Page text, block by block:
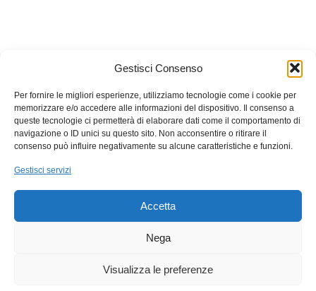
Gestisci Consenso
Per fornire le migliori esperienze, utilizziamo tecnologie come i cookie per
memorizzare e/o accedere alle informazioni del dispositivo. Il consenso a
queste tecnologie ci permetterà di elaborare dati come il comportamento di
navigazione o ID unici su questo sito. Non acconsentire o ritirare il
consenso può influire negativamente su alcune caratteristiche e funzioni.
Gestisci servizi
Accetta
Nega
Visualizza le preferenze
P.IVA: 02532780646